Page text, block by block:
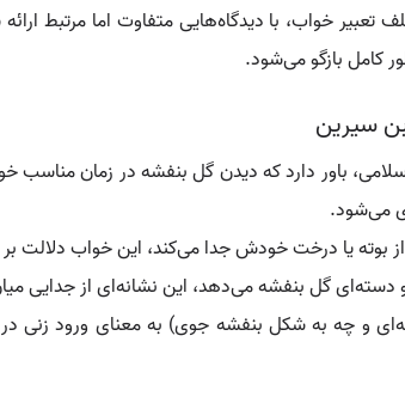
تعبیر خواب، با دیدگاه‌هایی متفاوت اما مرتبط
کامل بازگو می‌شود.
سیرین
باور دارد که دیدن گل بنفشه در زمان
می‌شود.
بوته یا درخت خودش جدا می‌کند، این خواب دلالت
دسته‌ای گل بنفشه می‌دهد، این نشانه‌ای از جدایی
و چه به شکل بنفشه جوی) به معنای ورود زنی